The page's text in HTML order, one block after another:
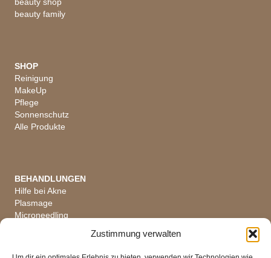
Zustimmung verwalten
beauty shop
beauty family
SHOP
Reinigung
MakeUp
Pflege
Sonnenschutz
Alle Produkte
BEHANDLUNGEN
Hilfe bei Akne
Plasmage
Microneedling